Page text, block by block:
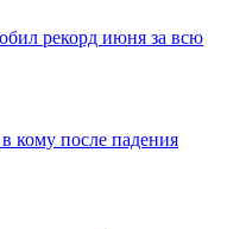
рекорд июня за всю
кому после падения